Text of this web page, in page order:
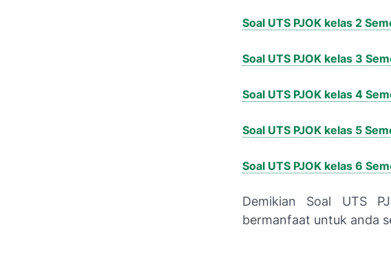
Soal UTS PJOK kelas 2
Soal UTS PJOK kelas 3
Soal UTS PJOK kelas 4
Soal UTS PJOK kelas 5
Soal UTS PJOK kelas 6
Demikian Soal UTS
bermanfaat untuk anda